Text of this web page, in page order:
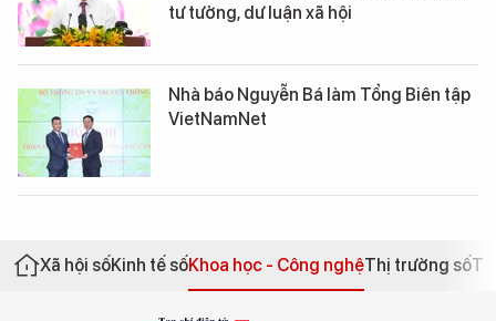
tư tưởng, dư luận xã hội
Nhà báo Nguyễn Bá làm Tổng Biên tập
VietNamNet
Xã hội sốKinh tế sốKhoa học - Công nghệThị trường số